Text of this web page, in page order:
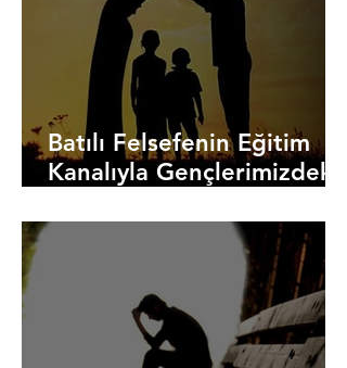
Batılı Felsefenin Eğitim
Kanalıyla Gençlerimizdeki